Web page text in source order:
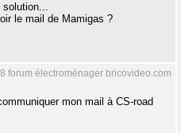
solution...
le mail de Mamigas ?
forum électroménager bricovideo.com
mon mail à CS-road